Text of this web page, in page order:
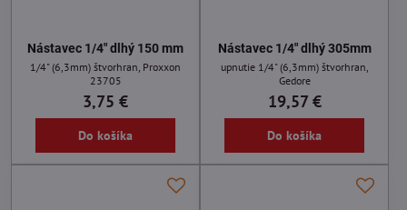
Nástavec 1/4" dlhý 150 mm
1/4" (6,3mm) štvorhran, Proxxon
23705
3,75 €
Do košíka
Nástavec 1/4" dlhý 305mm
upnutie 1/4" (6,3mm) štvorhran,
Gedore
19,57 €
Do košíka